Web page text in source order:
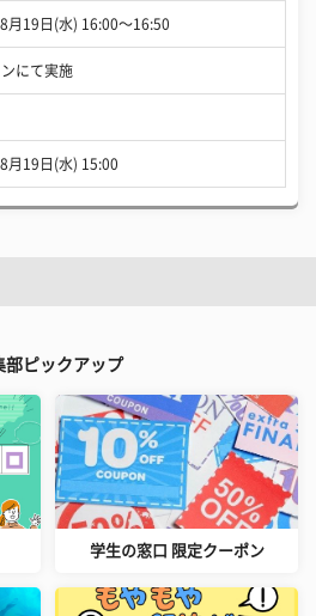
月19日(水) 16:00〜16:50
にて実施
月19日(水) 15:00
部ピックアップ
学生の窓口 限定クーポン